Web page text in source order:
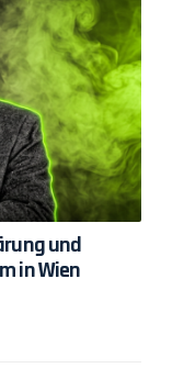
und
in Wien